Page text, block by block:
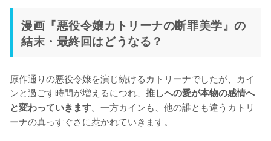
漫画『悪役令嬢カトリーナの断罪美学』の
結末・最終回はどうなる？
原作通りの悪役令嬢を演じ続けるカトリーナでしたが、カイ
ンと過ごす時間が増えるにつれ、 推しへの愛が本物の感情へ
と変わっていきます。一方カインも、他の誰とも違うカトリ
ーナの真っすぐさに惹かれていきます。